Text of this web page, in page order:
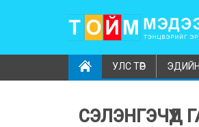
УЛС ТӨР
СЭЛЭНГЭЧҮҮД